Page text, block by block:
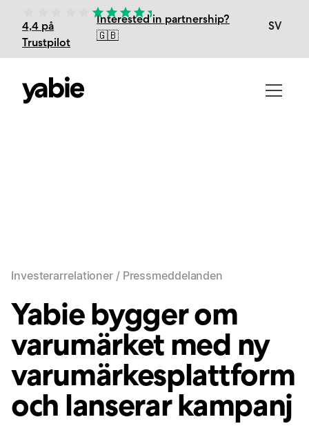
4,4 på
Trustpilot
Interested in partnership?
🇬🇧
SV
Investerarrelationer / Pressmeddelanden
Yabie bygger om
varumärket med ny
varumärkesplattform
och lanserar kampanj